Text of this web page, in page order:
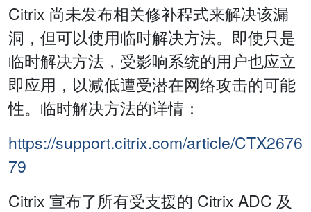
Citrix 尚未发布相关修补程式来解决该漏
洞，但可以使用临时解决方法。即使只是
临时解决方法，受影响系统的用户也应立
即应用，以减低遭受潜在网络攻击的可能
性。临时解决方法的详情：
https://support.citrix.com/article/CTX2676
79
Citrix 宣布了所有受支援的 Citrix ADC 及